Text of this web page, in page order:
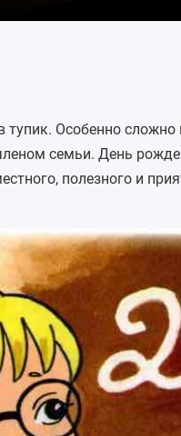
Особенно сложно
семьи. День
полезного и